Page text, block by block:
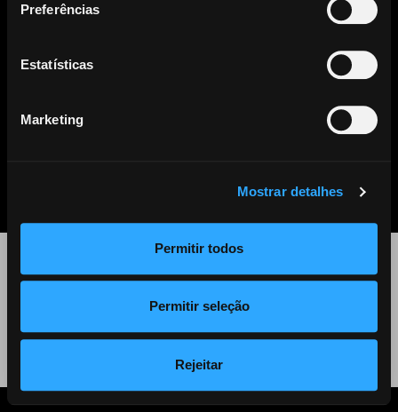
Preferências
Estatísticas
Marketing
Mostrar detalhes
Permitir todos
Permitir seleção
Rejeitar
para ver
PARTILHAR
©2026 Audiogest